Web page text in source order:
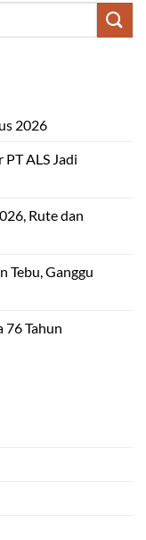
2026
ALS Jadi
Rute dan
Tebu, Ganggu
76 Tahun